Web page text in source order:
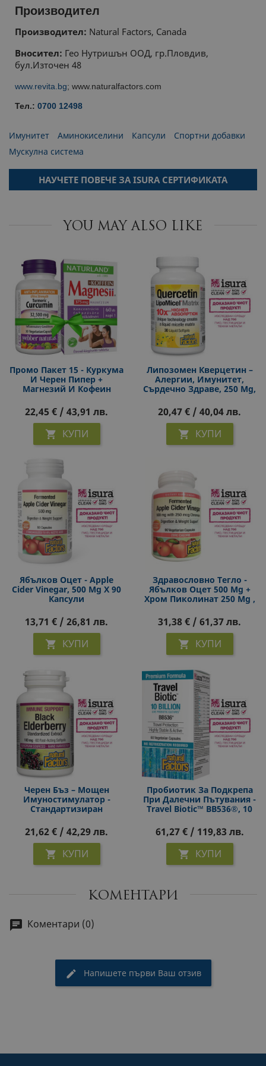
Производител
Производител: Natural Factors, Canada
Вносител: Гео Нутришън ООД, гр.Пловдив,
бул.Източен 48
www.revita.bg; www.naturalfactors.com
Тел.: 0700 12498
Имунитет Аминокиселини Капсули
Спортни добавки
Мускулна система
НАУЧЕТЕ ПОВЕЧЕ ЗА ISURA СЕРТИФИКАТА
YOU MAY ALSO LIKE
Промо Пакет 15 - Куркума
И Черен Пипер +
Магнезий И Кофеин
22,45 € / 43,91 лв.
 КУПИ
Липозомен Кверцетин –
Алергии, Имунитет,
Сърдечно Здраве, 250 Mg,
20,47 € / 40,04 лв.
 КУПИ
Ябълков Оцет - Apple
Cider Vinegar, 500 Mg Х 90
Капсули
13,71 € / 26,81 лв.
 КУПИ
Здравословно Тегло -
Ябълков Оцет 500 Mg +
Хром Пиколинат 250 Μg ,
31,38 € / 61,37 лв.
 КУПИ
Черен Бъз – Мощен
Имуностимулатор -
Стандартизиран
Софтгел Капсули С Бързо
Действие
21,62 € / 42,29 лв.
 КУПИ
Пробиотик За Подкрепа
При Далечни Пътувания -
Travel Biotic™ BB536®, 10
Пробиотици, 60 Капсули
61,27 € / 119,83 лв.
 КУПИ
КОМЕНТАРИ
Коментари (0)
Напишете първи Ваш отзив
ФУНКЦИОНАЛНИ